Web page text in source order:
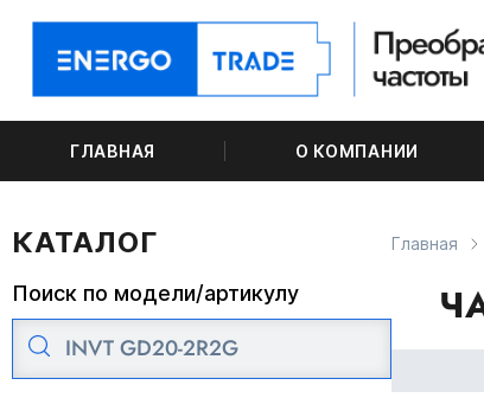
ГЛАВНАЯ О КОМПАНИИ
КАТАЛОГ Главная
Поиск по модели/артикулу